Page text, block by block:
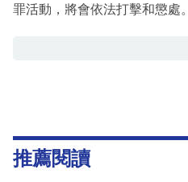
罪活動，將會依法打擊和懲處。
推薦閱讀